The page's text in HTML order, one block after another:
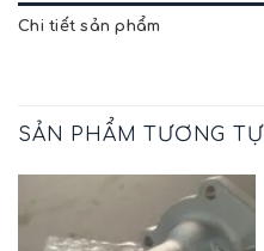
Chi tiết sản phẩm
SẢN PHẨM TƯƠNG TỰ